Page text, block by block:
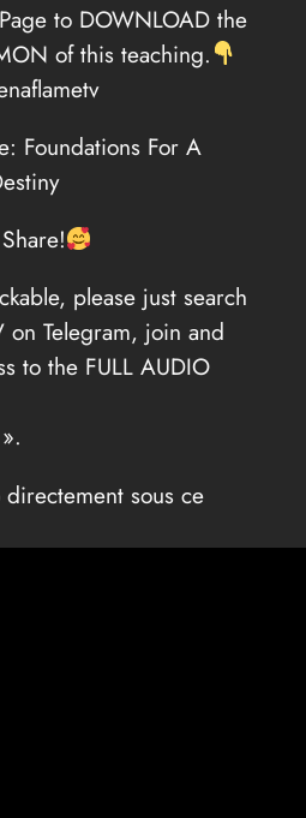
to DOWNLOAD the
of this teaching.
Foundations For A
please just search
on Telegram, join and
to the FULL AUDIO
».
sous ce